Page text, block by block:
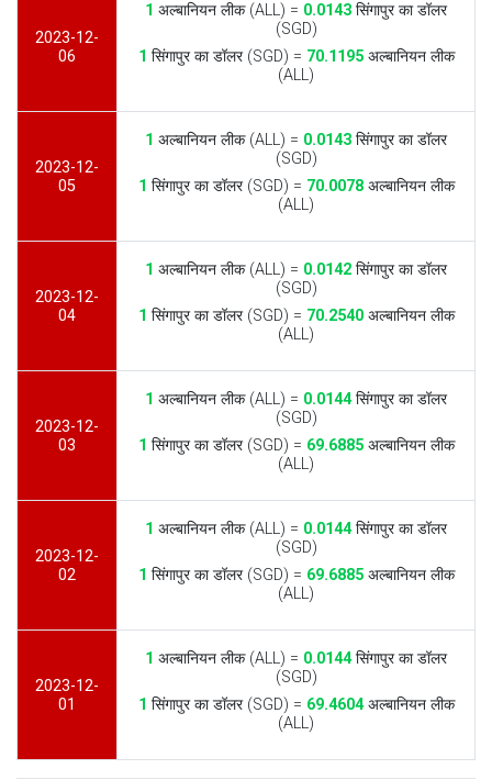
2023-12-
06
1 अल्बानियन लीक (ALL) = 0.0143 सिंगापुर का डॉलर
(SGD)
1 सिंगापुर का डॉलर (SGD) = 70.1195अल्बानियन लीक
(ALL)
2023-12-
05
1 अल्बानियन लीक (ALL) = 0.0143 सिंगापुर का डॉलर
(SGD)
1 सिंगापुर का डॉलर (SGD) = 70.0078अल्बानियन लीक
(ALL)
2023-12-
04
1 अल्बानियन लीक (ALL) = 0.0142 सिंगापुर का डॉलर
(SGD)
1 सिंगापुर का डॉलर (SGD) = 70.2540अल्बानियन लीक
(ALL)
2023-12-
03
1 अल्बानियन लीक (ALL) = 0.0144सिंगापुर का डॉलर
(SGD)
1 सिंगापुर का डॉलर (SGD) = 69.6885अल्बानियन लीक
(ALL)
2023-12-
02
1 अल्बानियन लीक (ALL) = 0.0144सिंगापुर का डॉलर
(SGD)
1 सिंगापुर का डॉलर (SGD) = 69.6885अल्बानियन लीक
(ALL)
2023-12-
01
1 अल्बानियन लीक (ALL) = 0.0144सिंगापुर का डॉलर
(SGD)
1 सिंगापुर का डॉलर (SGD) = 69.4604अल्बानियन लीक
(ALL)